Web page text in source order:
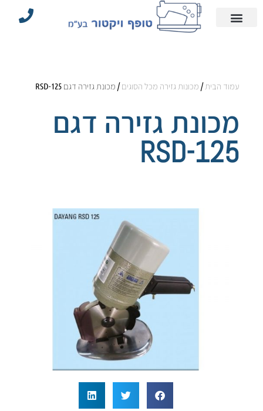
עמוד הבית/ מכונות גזירה מכל הסוגים/ מכונת גזירה דגם RSD-125
מכונת גזירה דגם
RSD-125